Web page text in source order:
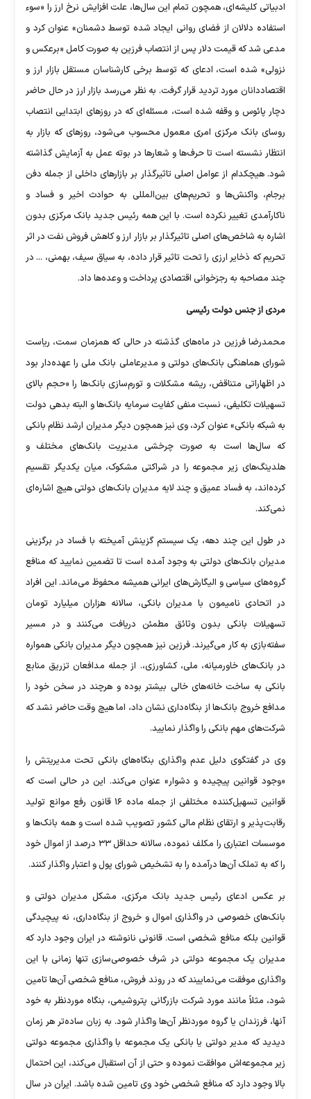
ادبیاتی کلیشه‌ای، همچون تمام این سال‌ها، علت افزایش نرخ ارز را «سوء
استفاده دلالان از فضای روانی ایجاد شده توسط دشمنان» عنوان کرد و
مدعی شد که قیمت دلار پس از انتصاب فرزین به صورت کامل «برعکس و
نزولی» شده است، ادعای که توسط برخی کارشناسان مستقل بازار ارز و
اقتصاددانان مورد تردید قرار گرفت. به نظر می‌رسد بازار ارز در حال حاضر
دچار پائوس و وقفه شده است، مسئله‌ای که در روز‌های ابتدایی انتصاب
روسای بانک مرکزی امری معمول محسوب می‌شود، روز‌های که بازار به
انتظار نشسته است تا حرف‌ها و شعار‌ها در بوته عمل به آزمایش گذاشته
شود. هیچکدام از عوامل اصلی تاثیرگذار بر بازار‌های داخلی از جمله دفن
برجام، واکنش‌ها و تحریم‌های بین‌المللی به حوادث اخیر و فساد و
ناکارآمدی تغییر نکرده است. با این همه رئیس جدید بانک مرکزی بدون
اشاره به شاخص‌های اصلی تاثیرگذار بر بازار ارز و کاهش فروش نفت در اثر
تحریم که ذخایر ارزی را تحت تاثیر قرار داده، به سیاق سیف، بهمنی، ... در
چند مصاحبه به رجزخوانی اقتصادی پرداخت و وعده‌ها داد.
مردی از جنس دولت رئیسی
محمدرضا فرزین در ماه‌های گذشته در حالی که همزمان سمت، ریاست
شورای هماهنگی بانک‌های دولتی و مدیرعاملی بانک ملی را عهده‌دار بود
در اظهاراتی متناقض، ریشه مشکلات و تورم‌سازی بانک‌ها را «حجم بالای
تسهیلات تکلیفی، نسبت منفی کفایت سرمایه بانک‌ها و البته بدهی دولت
به شبکه بانکی» عنوان کرد، وی نیز همچون دیگر مدیران ارشد نظام بانکی
که سال‌ها است به صورت چرخشی مدیریت بانک‌های مختلف و
هلدینگ‌های زیر مجموعه را در شراکتی مشکوک، میان یکدیگر تقسیم
کرده‌اند، به فساد عمیق و چند لایه مدیران بانک‌های دولتی هیچ اشاره‌ای
نمی‌کند.
در طول این چند دهه، یک سیستم گزینش آمیخته با فساد در برگزینی
مدیران بانک‌های دولتی به وجود آمده است تا تضمین نمایید که منافع
گروه‌های سیاسی و الیگارش‌های ایرانی همیشه محفوظ می‌ماند. این افراد
در اتحادی نامیمون با مدیران بانکی، سالانه هزاران میلیارد تومان
تسهیلات بانکی بدون وثائق مطمئن دریافت می‌کنند و در مسیر
سفته‌بازی به کار می‌گیرند. فرزین نیز همچون دیگر مدیران بانکی همواره
در بانک‌های خاورمیانه، ملی، کشاورزی،. از جمله مدافعان تزریق منابع
بانکی به ساخت خانه‌های خالی بیشتر بوده و هرچند در سخن خود را
مدافع خروج بانک‌ها از بنگاه‌داری نشان داد، اما هیچ وقت حاضر نشد که
شرکت‌های مهم بانکی را واگذار نمایید.
وی در گفتگوی دلیل عدم واگذاری بنگاه‌های بانکی تحت مدیریتش را
«وجود قوانین پیچیده و دشوار» عنوان می‌کند. این در حالی است که
قوانین تسهیل‌کننده مختلفی از جمله ماده ۱۶ قانون رفع موانع تولید
رقابت‌پذیر و ارتقای نظام مالی کشور تصویب شده است و همه بانک‌ها و
موسسات اعتباری را مکلف نموده، سالانه حداقل ۳۳ درصد از اموال خود
را که به تملک آن‌ها درآمده را به تشخیص شورای پول و اعتبار واگذار کنند.
بر عکس ادعای رئیس جدید بانک مرکزی، مشکل مدیران دولتی و
بانک‌های خصوصی در واگذاری اموال و خروج از بنگاه‌داری، نه پیچیدگی
قوانین بلکه منافع شخصی است. قانونی نانوشته در ایران وجود دارد که
مدیران یک مجموعه دولتی در شرف خصوصی‌سازی تنها زمانی با این
واگذاری موفقت می‌نماییند که در روند فروش، منافع شخصی آن‌ها تامین
شود، مثلاً مانند مورد شرکت بازرگانی پتروشیمی، بنگاه موردنظر به خود
آنها، فرزندان یا گروه موردنظر آن‌ها واگذار شود. به زبان ساده‌تر هر زمان
دیدید که مدیر دولتی یا بانکی یک مجموعه با واگذاری مجموعه دولتی
زیر مجموعه‌اش موافقت نموده و حتی از آن استقبال می‌کند، این احتمال
بالا وجود دارد که منافع شخصی خود وی تامین شده باشد. ایران در سال